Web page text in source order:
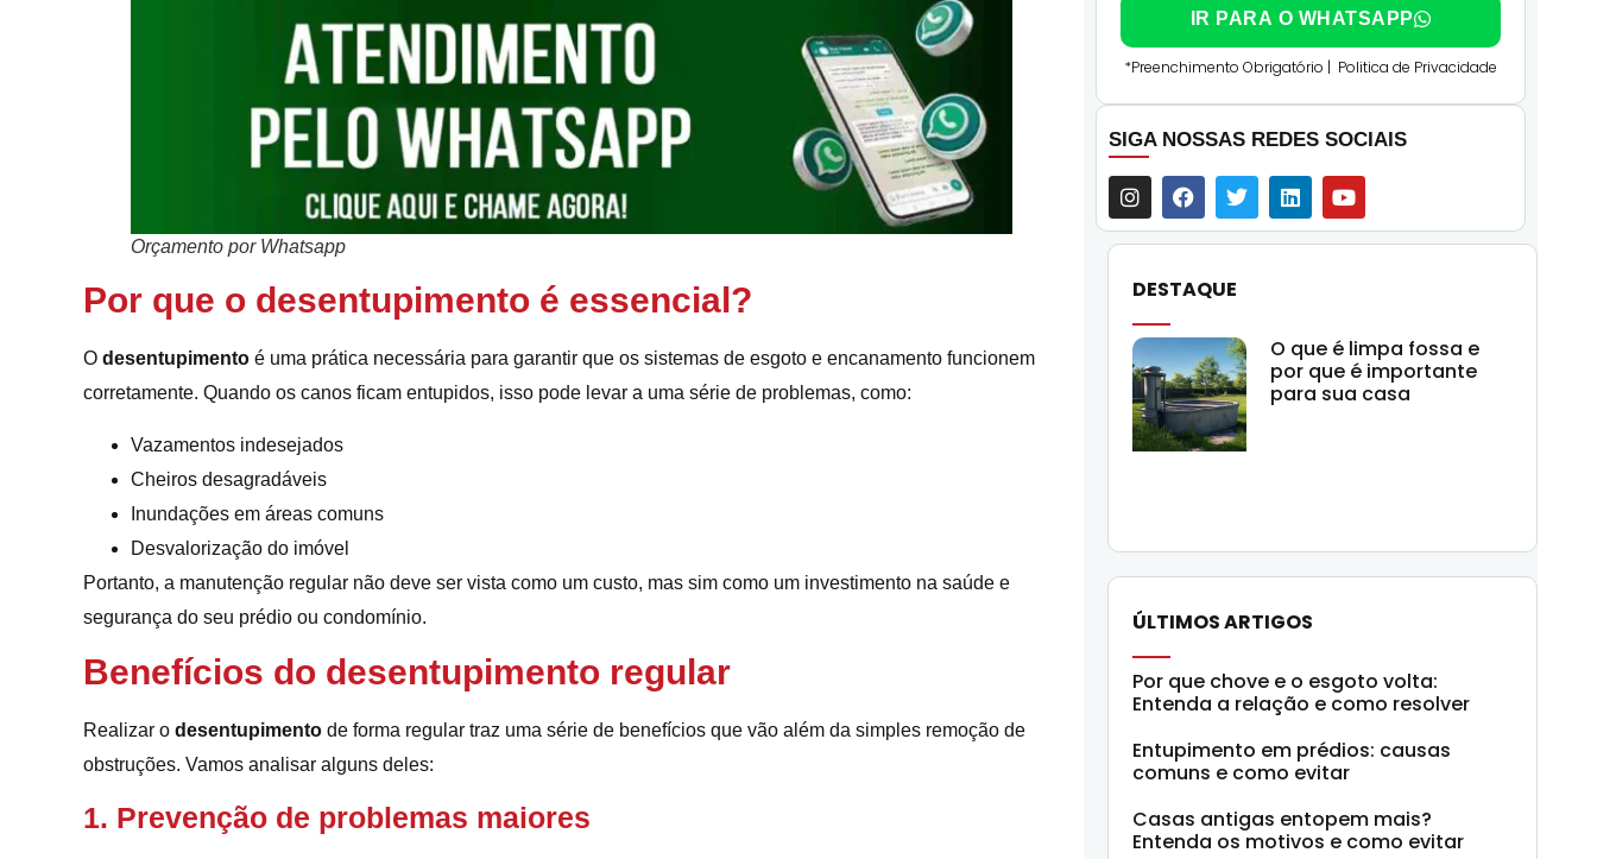
Orçamento por Whatsapp
Por que o desentupimento é essencial?
O desentupimento é uma prática necessária para garantir que os sistemas de esgoto e encanamento funcionem
corretamente. Quando os canos ficam entupidos, isso pode levar a uma série de problemas, como:
Vazamentos indesejados
Cheiros desagradáveis
Inundações em áreas comuns
Desvalorização do imóvel
Portanto, a manutenção regular não deve ser vista como um custo, mas sim como um investimento na saúde e
segurança do seu prédio ou condomínio.
Benefícios do desentupimento regular
Realizar o desentupimento de forma regular traz uma série de benefícios que vão além da simples remoção de
obstruções. Vamos analisar alguns deles:
1. Prevenção de problemas maiores
IR PARA O WHATSAPP
*Preenchimento Obrigatório | Politica de Privacidade
SIGA NOSSAS REDES SOCIAIS
DESTAQUE
O que é limpa fossa e
por que é importante
para sua casa
ÚLTIMOS ARTIGOS
Por que chove e o esgoto volta:
Entenda a relação e como resolver
Entupimento em prédios: causas
comuns e como evitar
Casas antigas entopem mais?
Entenda os motivos e como evitar